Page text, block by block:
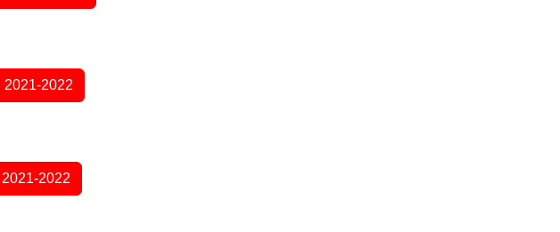
2021-2022
2022